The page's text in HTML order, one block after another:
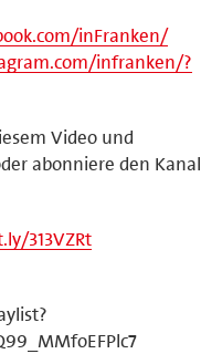
inFranken/
infranken/?
Video und
abonniere den Kanal
313VZRt